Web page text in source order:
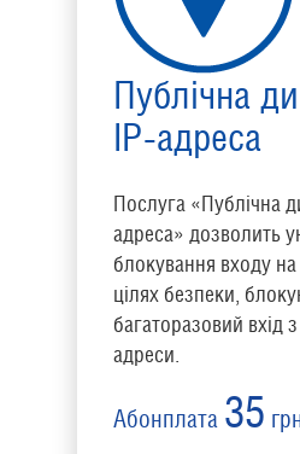
Публічна
IP-адреса
Послуга «Публічна
адреса» дозволить
блокування входу на
цілях безпеки,
багаторазовий вхід
адреси.
Абонплата 35